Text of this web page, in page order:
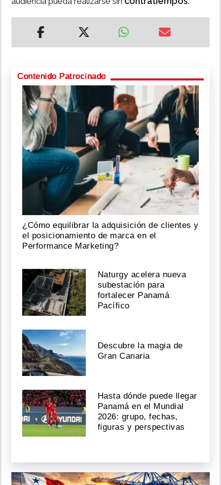
Contenido Patrocinado
¿Cómo equilibrar la adquisición de clientes y
el posicionamiento de marca en el
Performance Marketing?
Naturgy acelera nueva
subestación para
fortalecer Panamá
Pacífico
Descubre la magia de
Gran Canaria
Hasta dónde puede llegar
Panamá en el Mundial
2026: grupo, fechas,
figuras y perspectivas